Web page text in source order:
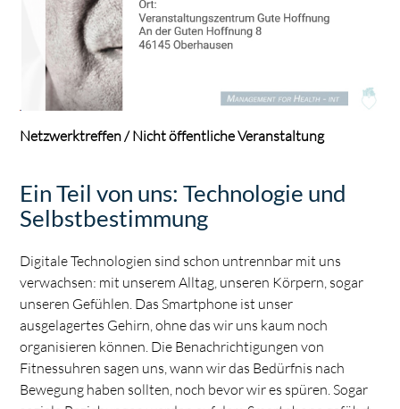
Netzwerktreffen / Nicht öffentliche Veranstaltung
Ein Teil von uns: Technologie und
Selbstbestimmung
Digitale Technologien sind schon untrennbar mit uns
verwachsen: mit unserem Alltag, unseren Körpern, sogar
unseren Gefühlen. Das Smartphone ist unser
ausgelagertes Gehirn, ohne das wir uns kaum noch
organisieren können. Die Benachrichtigungen von
Fitnessuhren sagen uns, wann wir das Bedürfnis nach
Bewegung haben sollten, noch bevor wir es spüren. Sogar